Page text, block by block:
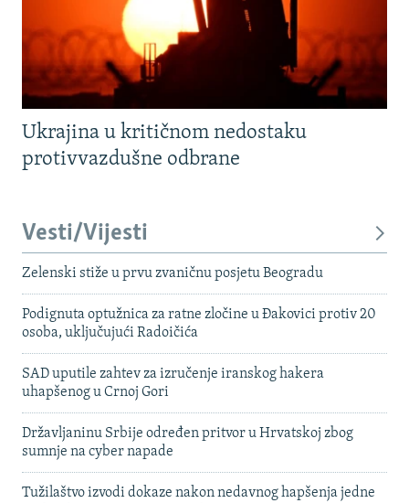
Ukrajina u kritičnom nedostaku
protivvazdušne odbrane
Vesti/Vijesti
Zelenski stiže u prvu zvaničnu posjetu Beogradu
Podignuta optužnica za ratne zločine u Đakovici protiv 20
osoba, uključujući Radoičića
SAD uputile zahtev za izručenje iranskog hakera
uhapšenog u Crnoj Gori
Državljaninu Srbije određen pritvor u Hrvatskoj zbog
sumnje na cyber napade
Tužilaštvo izvodi dokaze nakon nedavnog hapšenja jedne